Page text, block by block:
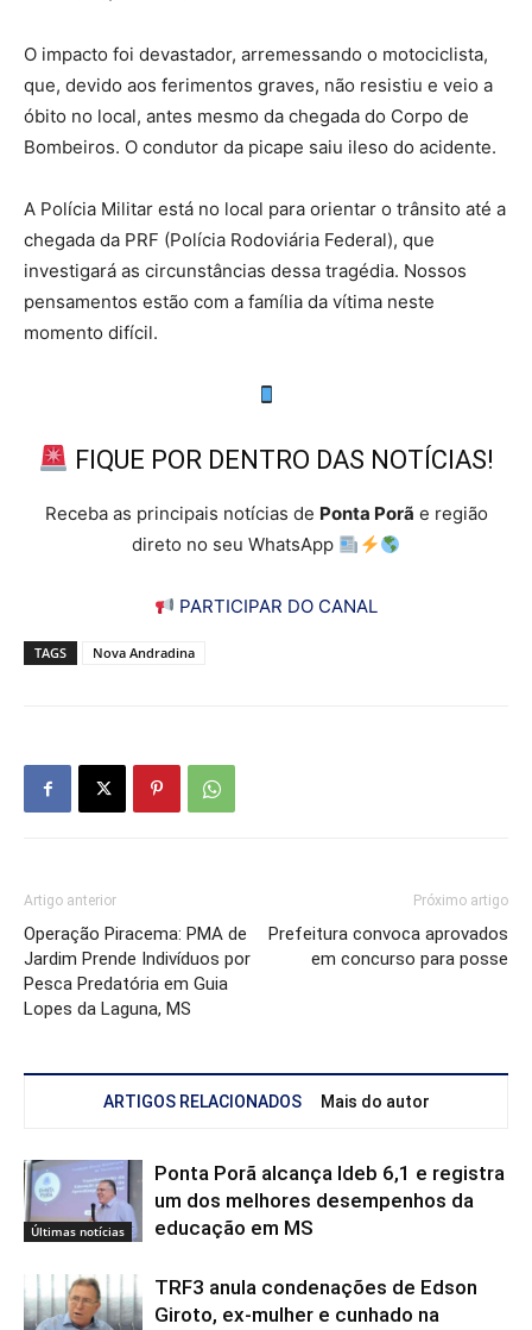
O impacto foi devastador, arremessando o motociclista,
que, devido aos ferimentos graves, não resistiu e veio a
óbito no local, antes mesmo da chegada do Corpo de
Bombeiros. O condutor da picape saiu ileso do acidente.
A Polícia Militar está no local para orientar o trânsito até a
chegada da PRF (Polícia Rodoviária Federal), que
investigará as circunstâncias dessa tragédia. Nossos
pensamentos estão com a família da vítima neste
momento difícil.
FIQUE POR DENTRO DAS NOTÍCIAS!
Receba as principais notícias de Ponta Porã e região
direto no seu WhatsApp
PARTICIPAR DO CANAL
TAGS Nova Andradina
Artigo anterior
Operação Piracema: PMA de
Jardim Prende Indivíduos por
Pesca Predatória em Guia
Lopes da Laguna, MS
Próximo artigo
Prefeitura convoca aprovados
em concurso para posse
ARTIGOS RELACIONADOS Mais do autor
Últimas notícias
Ponta Porã alcança Ideb 6,1 e registra
um dos melhores desempenhos da
educação em MS
TRF3 anula condenações de Edson
Giroto, ex-mulher e cunhado na